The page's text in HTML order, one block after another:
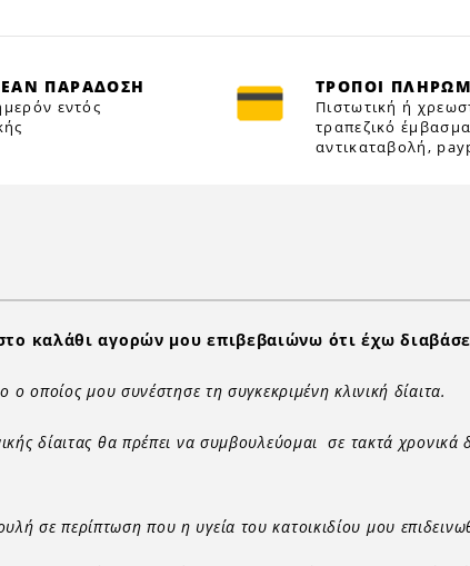
ΠΑΡΑΔΟΣΗ
εντός
ΤΡΟΠΟΙ
Πιστωτική ή
τραπεζικό
αντικαταβολή,
καλάθι αγορών μου επιβεβαιώνω ότι έχω
ο οποίος μου συνέστησε τη συγκεκριμένη κλινική δίαιτα.
δίαιτας θα πρέπει να συμβουλεύομαι σε τακτά
σε περίπτωση που η υγεία του κατοικιδίου μου